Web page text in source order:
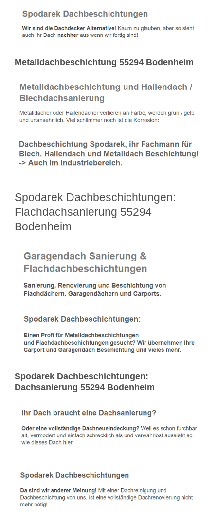
Metalldachbeschichtung 55294 Bodenheim
Spodarek Dachbeschichtungen:
Flachdachsanierung 55294
Bodenheim
Spodarek Dachbeschichtungen:
Dachsanierung 55294 Bodenheim